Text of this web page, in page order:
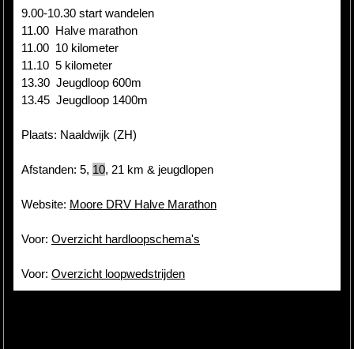
9.00-10.30 start wandelen
11.00 Halve marathon
11.00 10 kilometer
11.10 5 kilometer
13.30 Jeugdloop 600m
13.45 Jeugdloop 1400m
Plaats: Naaldwijk (ZH)
Afstanden: 5, 10, 21 km & jeugdlopen
Website: Moore DRV Halve Marathon
Voor: Overzicht hardloopschema's
Voor: Overzicht loopwedstrijden